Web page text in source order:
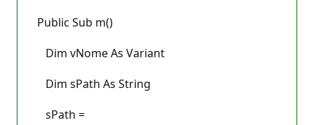
Public Sub m()
Dim vNome As Variant
Dim sPath As String
sPath =